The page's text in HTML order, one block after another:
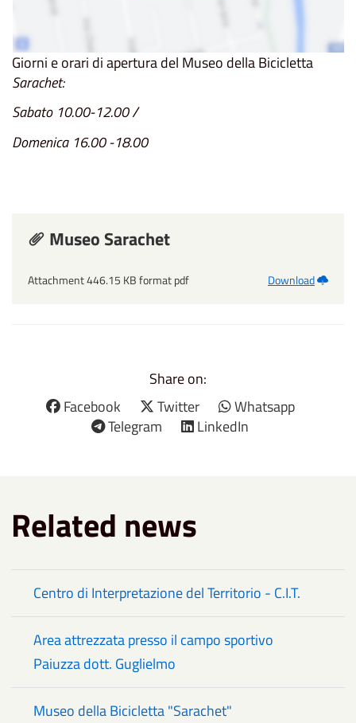
Giorni e orari di apertura del Museo della Bicicletta
Sarachet:
Sabato 10.00-12.00 /
Domenica 16.00 -18.00
Museo Sarachet
Attachment 446.15 KB format pdf Download
Share on:
Facebook
Twitter
Whatsapp
Telegram
LinkedIn
Related news
Centro di Interpretazione del Territorio - C.I.T.
Area attrezzata presso il campo sportivo
Paiuzza dott. Guglielmo
Museo della Bicicletta "Sarachet"